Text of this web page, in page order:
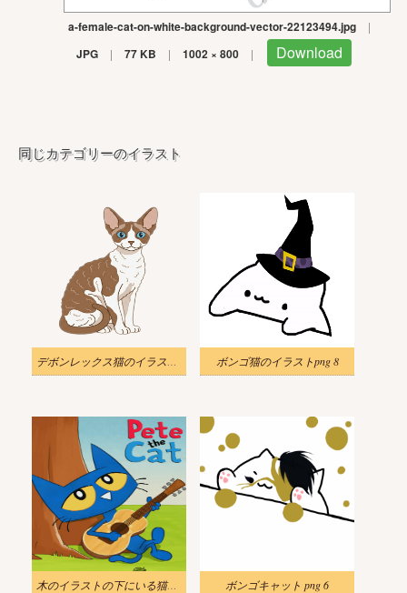
a-female-cat-on-white-background-vector-22123494.jpg |
JPG | 77 KB | 1002 × 800 | Download
同じカテゴリーのイラスト
デボンレックス猫のイラスト素材 無料 ボンゴ猫のイラストpng 8
木のイラストの下にいる猫のピート ボンゴキャット png 6